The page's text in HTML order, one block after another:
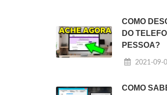
COMO
DO
PESSOA?
2021-09-
COMO